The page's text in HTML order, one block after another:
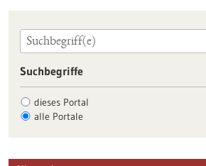
Suchbegriffe
dieses Portal
alle Portale